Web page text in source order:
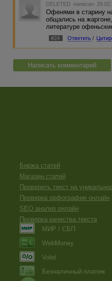
DELETED написал
Офенями в старину
общались на
литературе
#24 Ответить /
Написать комментарий
Биржа статей
Магазин статей
Проверить текст на
Проверка орфографии онлайн
SEO анализ онлайн
Проверка качества текста
МИР / СБП
WebMoney
Volet
Безналичный платеж